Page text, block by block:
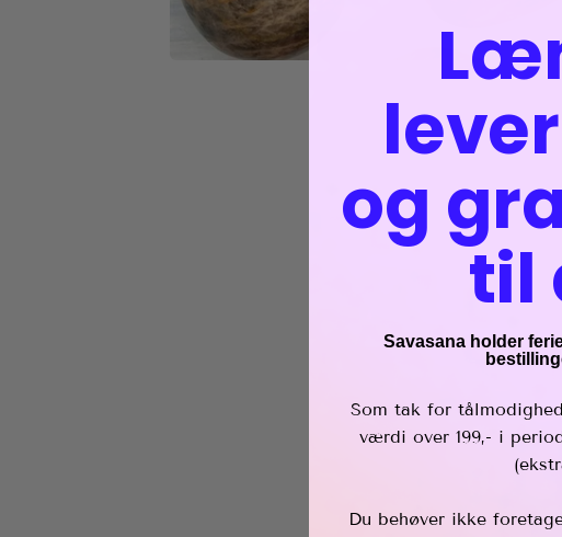
og
til
Savasana holder
Som tak for
værdi over 199,- i
Du behøver ikke